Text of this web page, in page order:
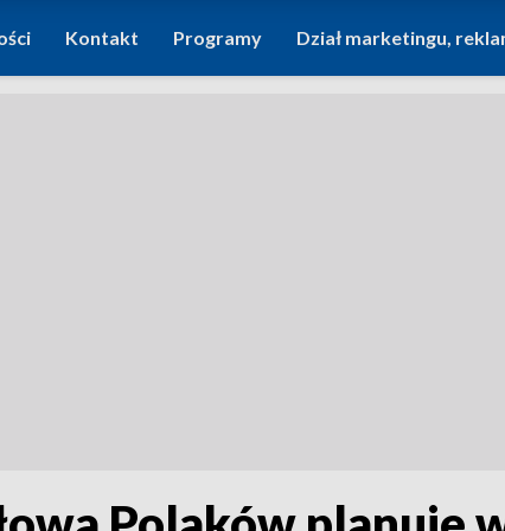
Kontakt Programy Dział marketingu,